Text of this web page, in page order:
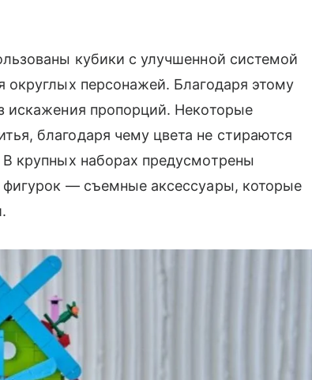
кубики с улучшенной системой
округлых персонажей. Благодаря этому
искажения пропорций. Некоторые
благодаря чему цвета не стираются
крупных наборах предусмотрены
— съемные аксессуары, которые